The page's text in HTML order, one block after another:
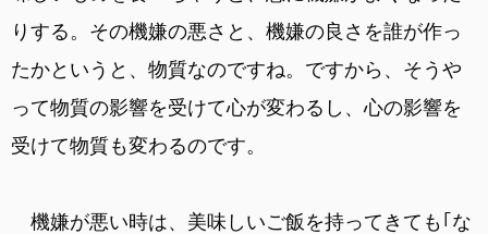
りする。その機嫌の悪さと、機嫌の良さを誰が作っ
たかというと、物質なのですね。ですから、そうや
って物質の影響を受けて心が変わるし、心の影響を
受けて物質も変わるのです。
機嫌が悪い時は、美味しいご飯を持ってきても｢な